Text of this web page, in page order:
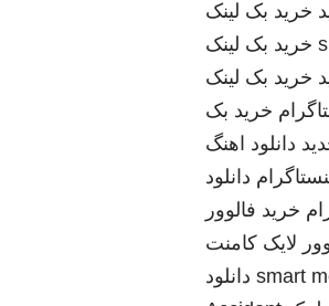
خرید بک لینک
خرید بک لینک
خرید بک لینک
خرید بک
دانلود اهنگ
دانلود
خرید فالوور
لایک کامنت
smart دانلود